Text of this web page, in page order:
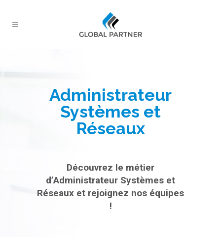
Administrateur
Systèmes et
Réseaux
Découvrez le métier
d’Administrateur Systèmes et
Réseaux et rejoignez nos équipes
!